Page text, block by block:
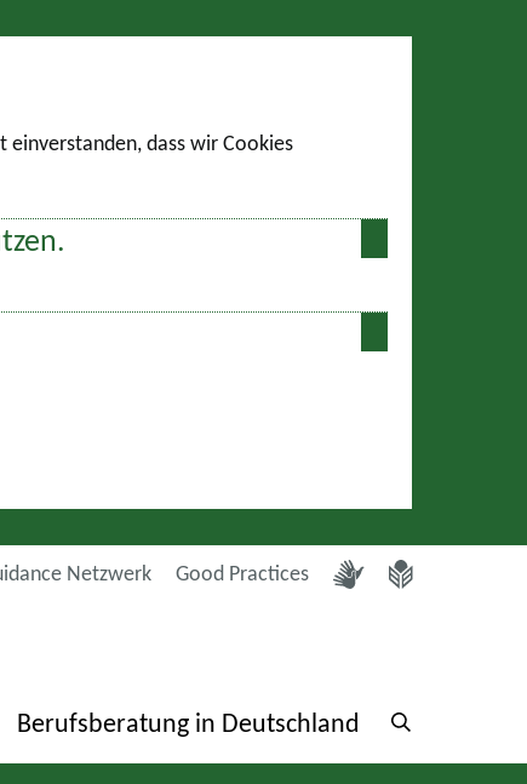
dass wir Cookies
Netzwerk Good Practices
Berufsberatung in Deutschland